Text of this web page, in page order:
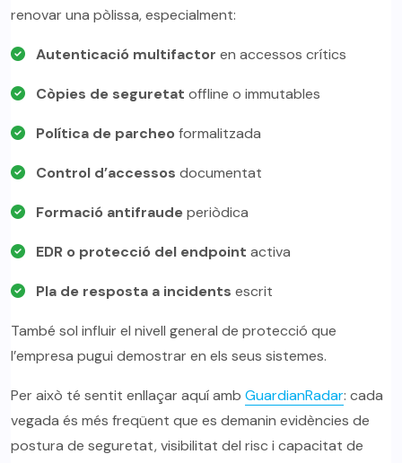
renovar una pòlissa, especialment:
Autenticació multifactor en accessos crítics
Còpies de seguretat offline o immutables
Política de parcheo formalitzada
Control d’accessos documentat
Formació antifraudeperiòdica
EDR o protecció del endpoint activa
Pla de resposta a incidents escrit
També sol influir el nivell general de protecció que
l’empresa pugui demostrar en els seus sistemes.
Per això té sentit enllaçar aquí amb GuardianRadar: cada
vegada és més freqüent que es demanin evidències de
postura de seguretat, visibilitat del risc i capacitat de